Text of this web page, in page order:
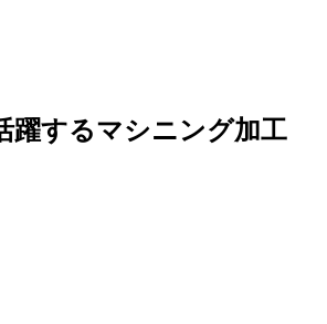
躍するマシニング加工